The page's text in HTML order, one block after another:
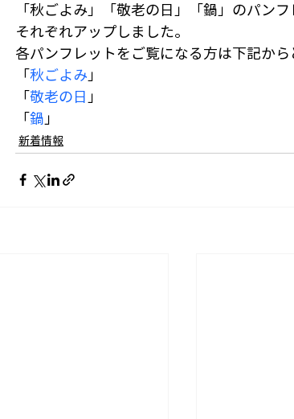
「秋ごよみ」「敬老の日」「鍋」のパンフ
それぞれアップしました。
各パンフレットをご覧になる方は下記から
「秋ごよみ 」
「敬老の日 」
「鍋 」
新着情報